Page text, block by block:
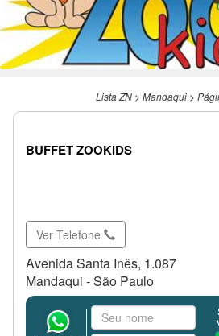
Lista ZN> Mandaqui>
BUFFET ZOOKIDS
Ver Telefone
Avenida Santa Inês, 1.087
Mandaqui - São Paulo